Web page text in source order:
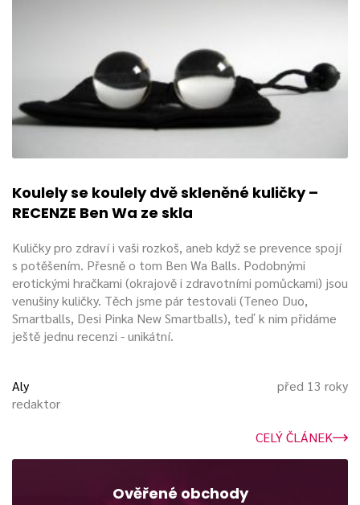
Koulely se koulely dvě skleněné kuličky –
RECENZE Ben Wa ze skla
Kuličky pro zdraví i vaši rozkoš, aneb když se prevence spojí
s potěšením. Přesně o tom Ben Wa Balls. Podobnými
erotickými hračkami (okrajově i zdravotními pomůckami) jsou
venušiny kuličky. Těch jsme pár testovali (Teneo Duo,
Smartballs, Desi Pinka New Smartballs), teď k nim přidáme
ještě jednu recenzi - unikátní.
Aly
redaktor
před 13 roky
CELÝ ČLÁNEK
Ověřené obchody